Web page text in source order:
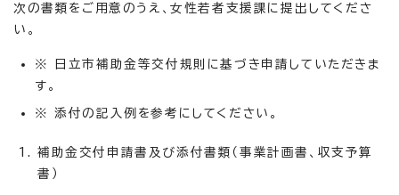
次の書類をご用意のうえ、女性若者支援課に提出してくださ
い。
※ 日立市補助金等交付規則に基づき申請していただきま
す。
※ 添付の記入例を参考にしてください。
補助金交付申請書及び添付書類（事業計画書、収支予算
書）